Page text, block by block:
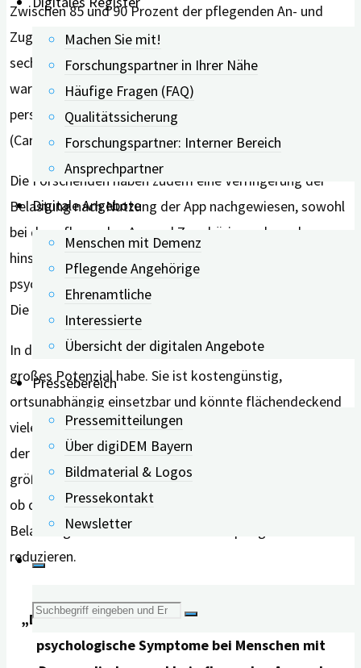
Machen Sie mit!
Forschungspartner in Ihrer Nähe
Häufige Fragen (FAQ)
Qualitätssicherung
Forschungspartner: Interner Bereich
Ansprechpartner
Digitale Angebote
Menschen mit Demenz
Pflegende Angehörige
Ehrenamtliche
Interessierte
Übersicht der digitalen Angebote
Pressebereich
Pressemitteilungen
Über digiDEM Bayern
Bildmaterial & Logos
Pressekontakt
Newsletter
Suche
nach:
Zwischen 85 und 90 Prozent der pflegenden An- und
Zugehörigen gaben an, die App auch in den nächsten
sechs Monaten nutzen zu wollen. Besonders hilfreich
war die Kombination aus digitalen Informationen und
persönlicher Unterstützung durch eine Pflegefachkraft
(Care Coach).
Die Forschenden haben zudem eine Verringerung der
Belastung nach Nutzung der App nachgewiesen, sowohl
bei den pflegenden An- und Zugehörigen als auch
hinsichtlich der verhaltensbezogenen und
psychologischen Symptome der erkrankten Personen.
Die Ergebnisse waren allerdings nicht signifikant.
In der Studie betonten die Forschenden, dass die App ein
großes Potenzial habe. Sie ist kostengünstig,
ortsunabhängig einsetzbar und könnte flächendeckend
vielen Pflegenden den Alltag erleichtern. Nach Ansicht
der Forschenden sind allerdings weitere Studien mit
größeren Teilnehmendenzahlen nötig, um zu erforschen,
ob die App Brain CareNotes langfristig helfen kann,
Belastung und Stress bei der Demenzpflege zu
reduzieren.
„Digitale Helfer können verhaltensbezogene und
psychologischeSymptome bei Menschen mit